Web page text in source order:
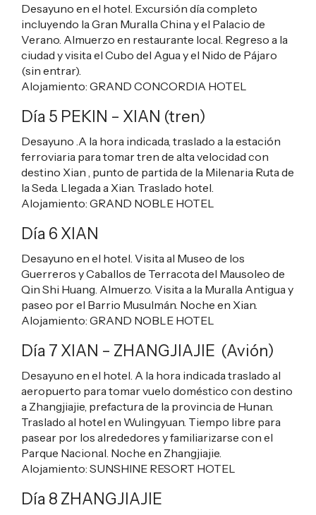
Desayuno en el hotel. Excursión día completo
incluyendo la Gran Muralla China y el Palacio de
Verano. Almuerzo en restaurante local. Regreso a la
ciudad y visita el Cubo del Agua y el Nido de Pájaro
(sin entrar).
Alojamiento: GRAND CONCORDIA HOTEL
Día 5 PEKIN – XIAN (tren)
Desayuno .A la hora indicada, traslado a la estación
ferroviaria para tomar tren de alta velocidad con
destino Xian , punto de partida de la Milenaria Ruta de
la Seda. Llegada a Xian. Traslado hotel.
Alojamiento: GRAND NOBLE HOTEL
Día 6 XIAN
Desayuno en el hotel. Visita al Museo de los
Guerreros y Caballos de Terracota del Mausoleo de
Qin Shi Huang. Almuerzo. Visita a la Muralla Antigua y
paseo por el Barrio Musulmán. Noche en Xian.
Alojamiento: GRAND NOBLE HOTEL
Día 7 XIAN – ZHANGJIAJIE (Avión)
Desayuno en el hotel. A la hora indicada traslado al
aeropuerto para tomar vuelo doméstico con destino
a Zhangjiajie, prefactura de la provincia de Hunan.
Traslado al hotel en Wulingyuan. Tiempo libre para
pasear por los alrededores y familiarizarse con el
Parque Nacional. Noche en Zhangjiajie.
Alojamiento: SUNSHINE RESORT HOTEL
Día 8 ZHANGJIAJIE